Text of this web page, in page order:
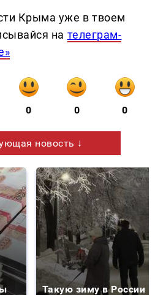
Крыма уже в твоем
на телеграм-
0 0 0
новость ↓
Такую зиму в России